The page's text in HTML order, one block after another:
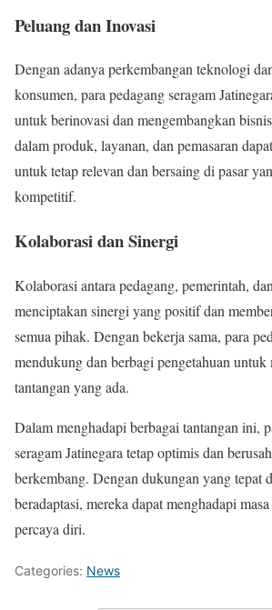
Peluang dan Inovasi
Dengan adanya perkembangan teknologi
konsumen, para pedagang seragam
untuk berinovasi dan mengembangkan
dalam produk, layanan, dan pemasaran
untuk tetap relevan dan bersaing di pasar
kompetitif.
Kolaborasi dan Sinergi
Kolaborasi antara pedagang, pemerintah,
menciptakan sinergi yang positif dan
semua pihak. Dengan bekerja sama, para
mendukung dan berbagi pengetahuan untuk
tantangan yang ada.
Dalam menghadapi berbagai tantangan ini,
seragam Jatinegara tetap optimis dan
berkembang. Dengan dukungan yang tepat
beradaptasi, mereka dapat menghadapi
percaya diri.
Categories: News